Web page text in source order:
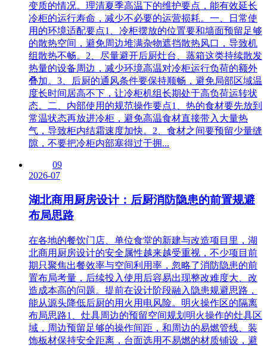
变质的情况。理清夏季高温下的维护要点，能有效延长
冷柜的运行寿命，减少不必要的运营损耗。一、日常使
用的环境适配要点1、冷柜摆放的位置要和墙面预留足够
的散热空间，避免周边堆满杂物遮挡散热风口，导致机
组散热不畅。2、尽量避开后厨灶台、蒸箱这类持续散发
热量的设备周边，减少环境高温对冷柜运行负荷的额外
叠加。3、后厨的通风条件要保持顺畅，避免局部区域温
度长时间居高不下，让冷柜机组长期处于高负荷运转状
态。二、内部使用的规范操作要点1、热的食材要先放到
常温状态再放进冷柜，避免高温食材直接带入大量热
气，导致柜内结霜速度加快。2、食材之间要预留少量缝
隙，不要把冷柜内部塞得过于拥...
09
2026-07
湖北商用厨房设计：后厨消防隐患的前置规避
布局思路
在各地的餐饮门店、单位食堂的新建与改造项目里，湖
北商用厨房设计的安全属性越来越受重视，不少项目前
期只聚焦出餐效率与空间利用率，忽略了消防隐患的前
置布局考量，后续投入使用后容易出现整改难度大、改
造成本高的问题。提前在设计阶段融入隐患规避思路，
能从源头降低后厨的用火用电风险。明火操作区的隔离
布局思路1、灶具周边的预留空间规划明火操作的灶具区
域，周边预留足够的操作间距，和周边的易燃管线、装
饰板材保持安全距离，台面选用不易燃的材质铺设，避